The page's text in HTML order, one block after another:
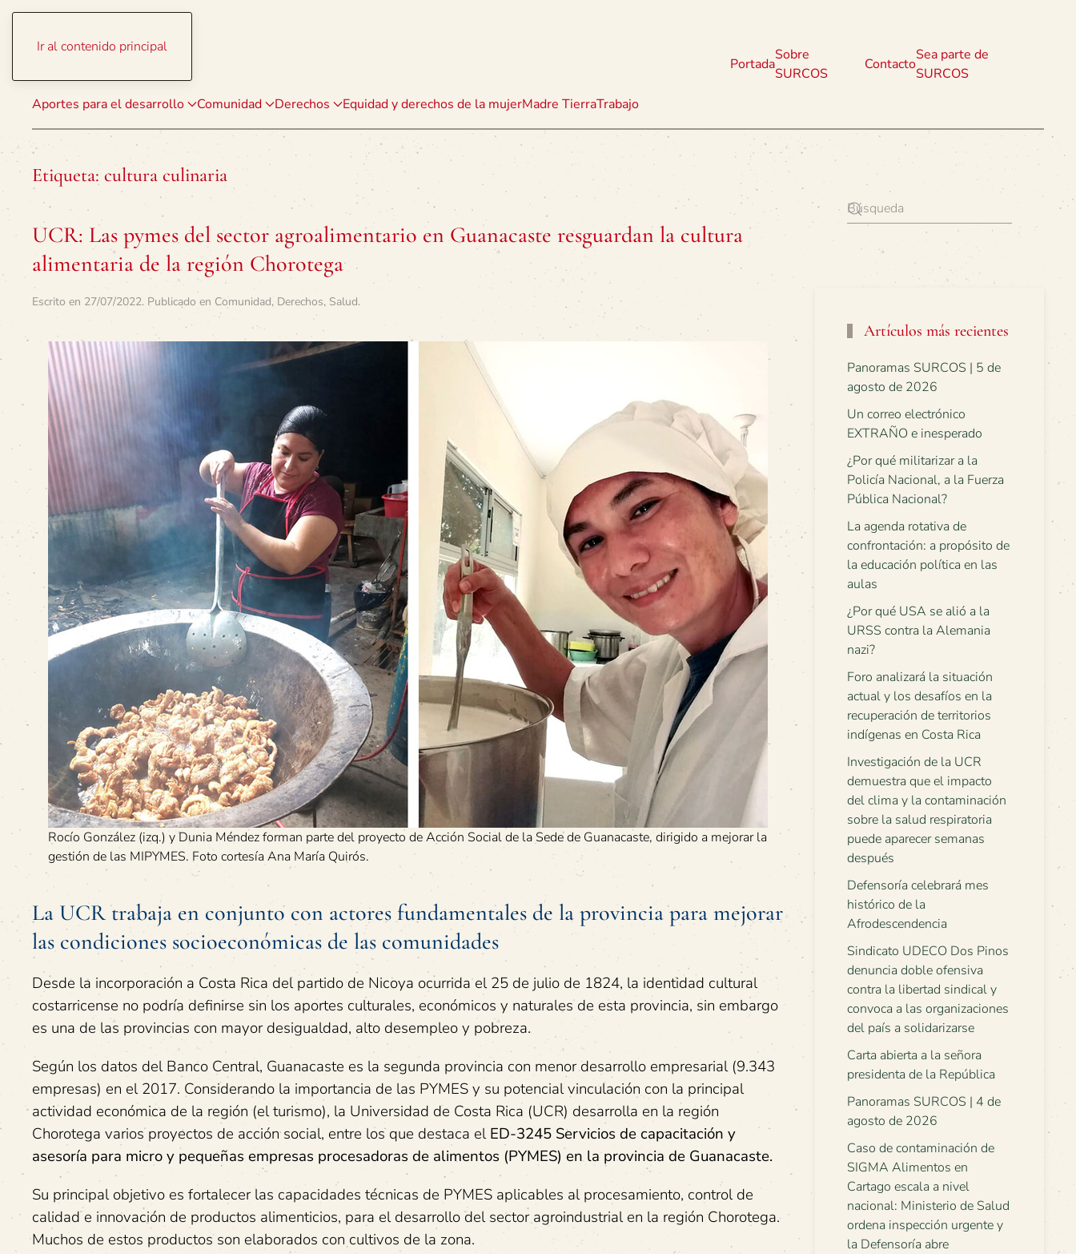
Ir al contenido principal
Aportes para el desarrollo Comunidad Derechos Equidad y derechos de la mujerMadre TierraTrabajo
Portada
Sobre
SURCOS
Contacto
Sea parte de
SURCOS
Etiqueta: cultura culinaria
UCR: Las pymes del sector agroalimentario en Guanacaste resguardan la cultura
alimentaria de la región Chorotega
Escrito en 27/07/2022. Publicado en Comunidad, Derechos, Salud.
Rocío González (izq.) y Dunia Méndez forman parte del proyecto de Acción Social de la Sede de Guanacaste, dirigido a mejorar la
gestión de las MIPYMES. Foto cortesía Ana María Quirós.
La UCR trabaja en conjunto con actores fundamentales de la provincia para mejorar
las condiciones socioeconómicas de las comunidades
Desde la incorporación a Costa Rica del partido de Nicoya ocurrida el 25 de julio de 1824, la identidad cultural
costarricense no podría definirse sin los aportes culturales, económicos y naturales de esta provincia, sin embargo
es una de las provincias con mayor desigualdad, alto desempleo y pobreza.
Según los datos del Banco Central, Guanacaste es la segunda provincia con menor desarrollo empresarial (9.343
empresas) en el 2017. Considerando la importancia de las PYMES y su potencial vinculación con la principal
actividad económica de la región (el turismo), la Universidad de Costa Rica (UCR) desarrolla en la región
Chorotega varios proyectos de acción social, entre los que destaca elED-3245 Servicios de capacitación y
asesoría para micro y pequeñas empresas procesadoras de alimentos (PYMES) en la provincia de Guanacaste.
Su principal objetivo es fortalecer las capacidades técnicas de PYMES aplicables al procesamiento, control de
calidad e innovación de productos alimenticios, para el desarrollo del sector agroindustrial en la región Chorotega.
Muchos de estos productos son elaborados con cultivos de la zona.
Artículos más recientes
Panoramas SURCOS | 5 de
agosto de 2026
Un correo electrónico
EXTRAÑO e inesperado
¿Por qué militarizar a la
Policía Nacional, a la Fuerza
Pública Nacional?
La agenda rotativa de
confrontación: a propósito de
la educación política en las
aulas
¿Por qué USA se alió a la
URSS contra la Alemania
nazi?
Foro analizará la situación
actual y los desafíos en la
recuperación de territorios
indígenas en Costa Rica
Investigación de la UCR
demuestra que el impacto
del clima y la contaminación
sobre la salud respiratoria
puede aparecer semanas
después
Defensoría celebrará mes
histórico de la
Afrodescendencia
Sindicato UDECO Dos Pinos
denuncia doble ofensiva
contra la libertad sindical y
convoca a las organizaciones
del país a solidarizarse
Carta abierta a la señora
presidenta de la República
Panoramas SURCOS | 4 de
agosto de 2026
Caso de contaminación de
SIGMA Alimentos en
Cartago escala a nivel
nacional: Ministerio de Salud
ordena inspección urgente y
la Defensoría abre